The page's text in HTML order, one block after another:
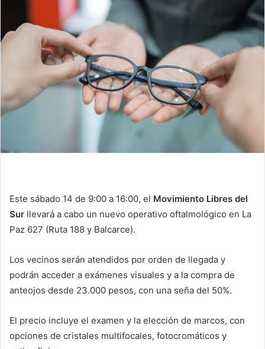
Este sábado 14 de 9:00 a 16:00, el Movimiento Libres del
Sur llevará a cabo un nuevo operativo oftalmológico en La
Paz 627 (Ruta 188 y Balcarce).
Los vecinos serán atendidos por orden de llegada y
podrán acceder a exámenes visuales y a la compra de
anteojos desde 23.000 pesos, con una seña del 50%.
El precio incluye el examen y la elección de marcos, con
opciones de cristales multifocales, fotocromáticos y